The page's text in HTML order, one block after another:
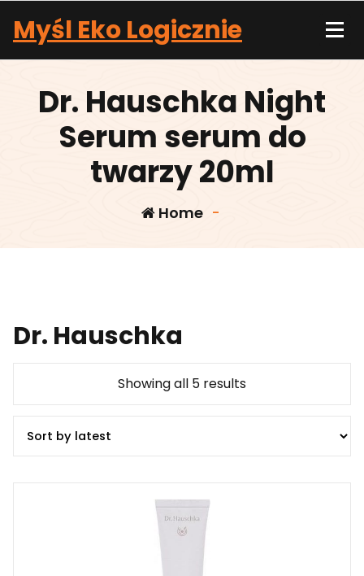
content
Myśl Eko Logicznie
Dr. Hauschka Night
Serum serum do
twarzy 20ml
Home -
Dr. Hauschka
Showing all 5 results